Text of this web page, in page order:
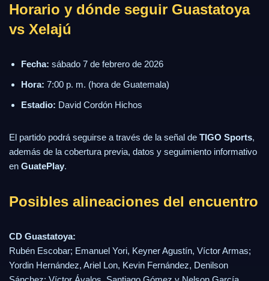
Horario y dónde seguir Guastatoya
vs Xelajú
Fecha: sábado 7 de febrero de 2026
Hora: 7:00 p. m. (hora de Guatemala)
Estadio: David Cordón Hichos
El partido podrá seguirse a través de la señal de TIGO Sports,
además de la cobertura previa, datos y seguimiento informativo
en GuatePlay.
Posibles alineaciones del encuentro
CD Guastatoya:
Rubén Escobar; Emanuel Yori, Keyner Agustín, Víctor Armas;
Yordin Hernández, Ariel Lon, Kevin Fernández, Denilson